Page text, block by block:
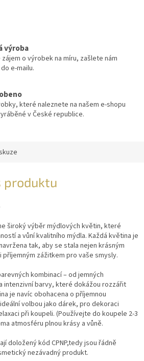
výroba
o výrobek na míru, zašlete nám
e-mailu.
které naleznete na našem e-shopu
v České republice.
produktu
široký výběr mýdlových květin, které
a vůní kvalitního mýdla. Každá květina je
tak, aby se stala nejen krásným
zážitkem pro vaše smysly.
kombinací – od jemných
intenzivní barvy, které dokážou rozzářit
je navíc obohacena o příjemnou
volbou jako dárek, pro dekoraci
při koupeli. (Používejte do koupele 2-3
atmosféru plnou krásy a vůně.
doložený kód CPNP,tedy jsou řádně
nezávadný produkt.